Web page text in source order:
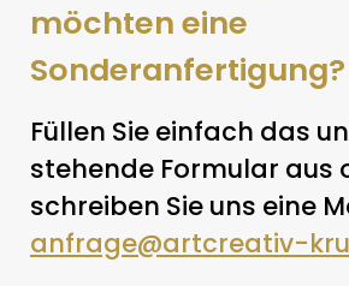
möchten eine
Sonderanfertigung?
Füllen Sie einfach das
stehende Formular aus
schreiben Sie uns eine
anfrage@artcreativ-